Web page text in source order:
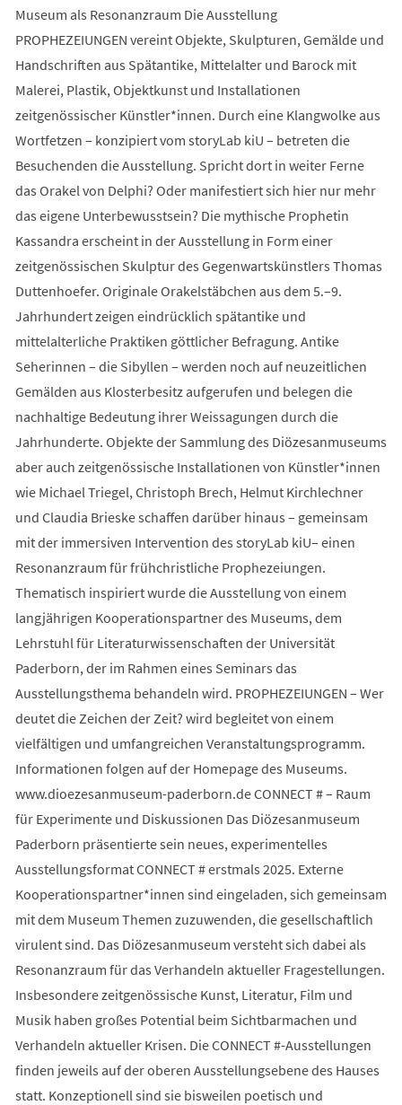
Museum als Resonanzraum Die Ausstellung
PROPHEZEIUNGEN vereint Objekte, Skulpturen, Gemälde und
Handschriften aus Spätantike, Mittelalter und Barock mit
Malerei, Plastik, Objektkunst und Installationen
zeitgenössischer Künstler*innen. Durch eine Klangwolke aus
Wortfetzen – konzipiert vom storyLab kiU – betreten die
Besuchenden die Ausstellung. Spricht dort in weiter Ferne
das Orakel von Delphi? Oder manifestiert sich hier nur mehr
das eigene Unterbewusstsein? Die mythische Prophetin
Kassandra erscheint in der Ausstellung in Form einer
zeitgenössischen Skulptur des Gegenwartskünstlers Thomas
Duttenhoefer. Originale Orakelstäbchen aus dem 5.–9.
Jahrhundert zeigen eindrücklich spätantike und
mittelalterliche Praktiken göttlicher Befragung. Antike
Seherinnen – die Sibyllen – werden noch auf neuzeitlichen
Gemälden aus Klosterbesitz aufgerufen und belegen die
nachhaltige Bedeutung ihrer Weissagungen durch die
Jahrhunderte. Objekte der Sammlung des Diözesanmuseums
aber auch zeitgenössische Installationen von Künstler*innen
wie Michael Triegel, Christoph Brech, Helmut Kirchlechner
und Claudia Brieske schaffen darüber hinaus – gemeinsam
mit der immersiven Intervention des storyLab kiU– einen
Resonanzraum für frühchristliche Prophezeiungen.
Thematisch inspiriert wurde die Ausstellung von einem
langjährigen Kooperationspartner des Museums, dem
Lehrstuhl für Literaturwissenschaften der Universität
Paderborn, der im Rahmen eines Seminars das
Ausstellungsthema behandeln wird. PROPHEZEIUNGEN – Wer
deutet die Zeichen der Zeit? wird begleitet von einem
vielfältigen und umfangreichen Veranstaltungsprogramm.
Informationen folgen auf der Homepage des Museums.
www.dioezesanmuseum-paderborn.de CONNECT # – Raum
für Experimente und Diskussionen Das Diözesanmuseum
Paderborn präsentierte sein neues, experimentelles
Ausstellungsformat CONNECT # erstmals 2025. Externe
Kooperationspartner*innen sind eingeladen, sich gemeinsam
mit dem Museum Themen zuzuwenden, die gesellschaftlich
virulent sind. Das Diözesanmuseum versteht sich dabei als
Resonanzraum für das Verhandeln aktueller Fragestellungen.
Insbesondere zeitgenössische Kunst, Literatur, Film und
Musik haben großes Potential beim Sichtbarmachen und
Verhandeln aktueller Krisen. Die CONNECT #-Ausstellungen
finden jeweils auf der oberen Ausstellungsebene des Hauses
statt. Konzeptionell sind sie bisweilen poetisch und